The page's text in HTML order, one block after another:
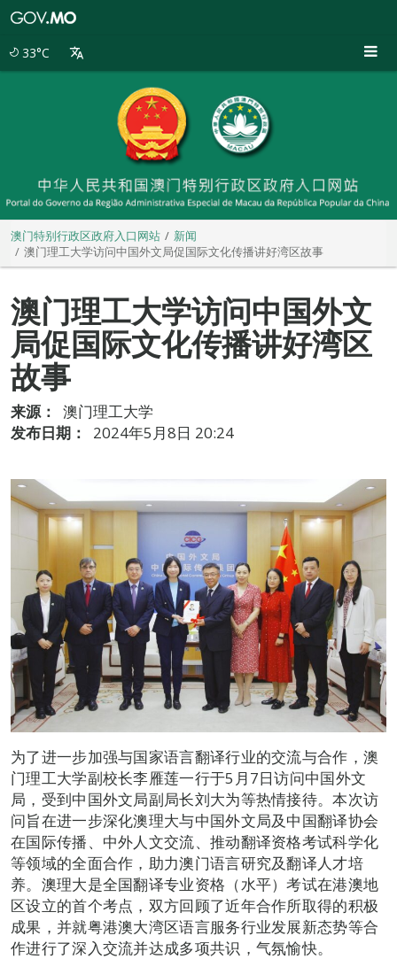
33°C
澳门特别行政区政府入口网站
新闻
澳门理工大学访问中国外文局促国际文化传播讲好湾区故事
澳门理工大学访问中国外文
局促国际文化传播讲好湾区
故事
来源：
澳门理工大学
发布日期：
2024年5月8日 20:24
为了进一步加强与国家语言翻译行业的交流与合作，澳
门理工大学副校长李雁莲一行于5月7日访问中国外文
局，受到中国外文局副局长刘大为等热情接待。本次访
问旨在进一步深化澳理大与中国外文局及中国翻译协会
在国际传播、中外人文交流、推动翻译资格考试科学化
等领域的全面合作，助力澳门语言研究及翻译人才培
养。澳理大是全国翻译专业资格（水平）考试在港澳地
区设立的首个考点，双方回顾了近年合作所取得的积极
成果，并就粤港澳大湾区语言服务行业发展新态势等合
作进行了深入交流并达成多项共识，气氛愉快。